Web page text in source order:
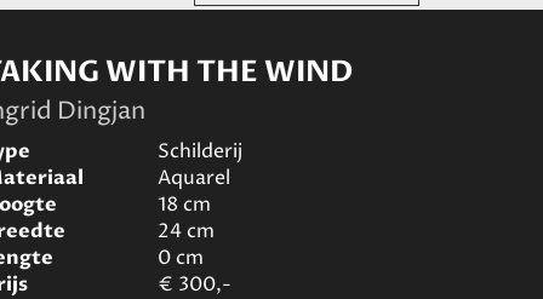
WITH THE WIND
Dingjan
Schilderij
Aquarel
18 cm
24cm
0cm
€ 300,-